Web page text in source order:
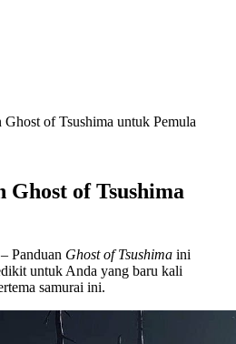
Ghost of Tsushima untuk Pemula
Ghost of Tsushima
– Panduan Ghost of Tsushima ini
untuk Anda yang baru kali
samurai ini.